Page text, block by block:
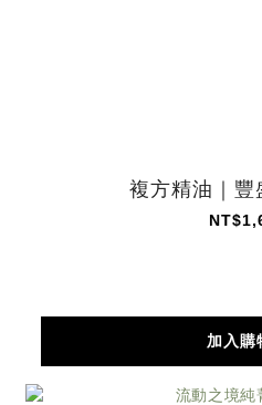
複方精油｜豐
加入購